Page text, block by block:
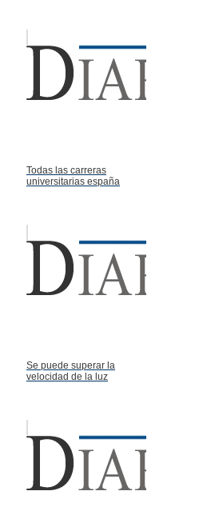
Todas las carreras
universitarias españa
Se puede superar la
velocidad de la luz